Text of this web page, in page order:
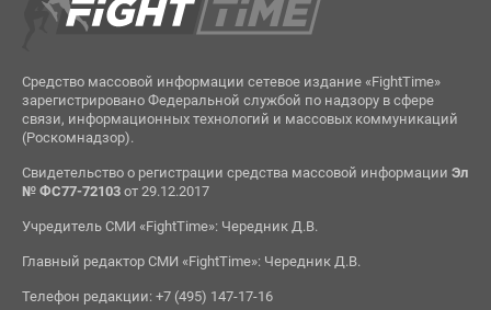
Средство массовой информации сетевое издание «FightTime»
зарегистрировано Федеральной службой по надзору в сфере
связи, информационных технологий и массовых коммуникаций
(Роскомнадзор).
Свидетельство о регистрации средства массовой информации Эл
№ ФС77-72103от 29.12.2017
Учредитель СМИ «FightTime»: Чередник Д.В.
Главный редактор СМИ «FightTime»: Чередник Д.В.
Телефон редакции: +7 (495) 147-17-16